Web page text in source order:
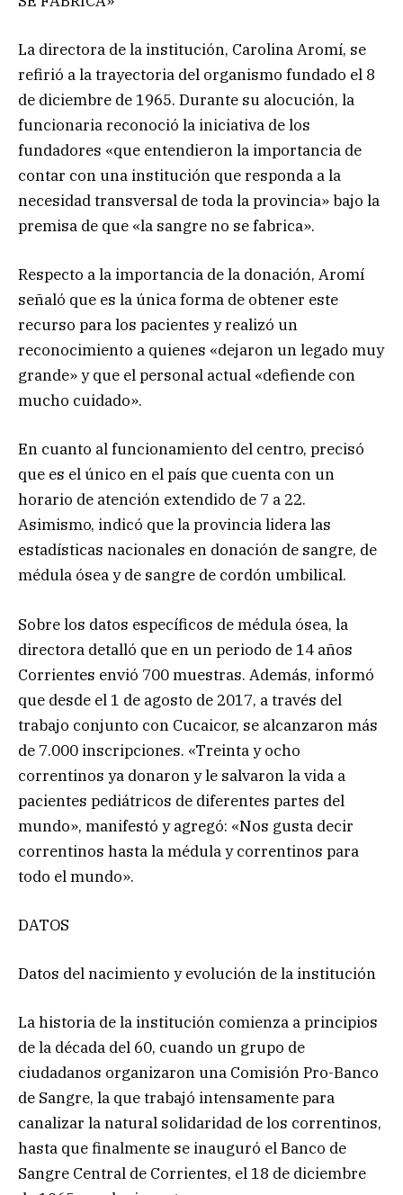
La directora de la institución, Carolina Aromí, se
refirió a la trayectoria del organismo fundado el 8
de diciembre de 1965. Durante su alocución, la
funcionaria reconoció la iniciativa de los
fundadores «que entendieron la importancia de
contar con una institución que responda a la
necesidad transversal de toda la provincia» bajo la
premisa de que «la sangre no se fabrica».
Respecto a la importancia de la donación, Aromí
señaló que es la única forma de obtener este
recurso para los pacientes y realizó un
reconocimiento a quienes «dejaron un legado muy
grande» y que el personal actual «defiende con
mucho cuidado».
En cuanto al funcionamiento del centro, precisó
que es el único en el país que cuenta con un
horario de atención extendido de 7 a 22.
Asimismo, indicó que la provincia lidera las
estadísticas nacionales en donación de sangre, de
médula ósea y de sangre de cordón umbilical.
Sobre los datos específicos de médula ósea, la
directora detalló que en un periodo de 14 años
Corrientes envió 700 muestras. Además, informó
que desde el 1 de agosto de 2017, a través del
trabajo conjunto con Cucaicor, se alcanzaron más
de 7.000 inscripciones. «Treinta y ocho
correntinos ya donaron y le salvaron la vida a
pacientes pediátricos de diferentes partes del
mundo», manifestó y agregó: «Nos gusta decir
correntinos hasta la médula y correntinos para
todo el mundo».
DATOS
Datos del nacimiento y evolución de la institución
La historia de la institución comienza a principios
de la década del 60, cuando un grupo de
ciudadanos organizaron una Comisión Pro-Banco
de Sangre, la que trabajó intensamente para
canalizar la natural solidaridad de los correntinos,
hasta que finalmente se inauguró el Banco de
Sangre Central de Corrientes, el 18 de diciembre